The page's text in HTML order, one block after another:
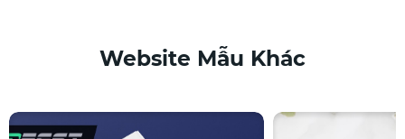
Website Mẫu Khác